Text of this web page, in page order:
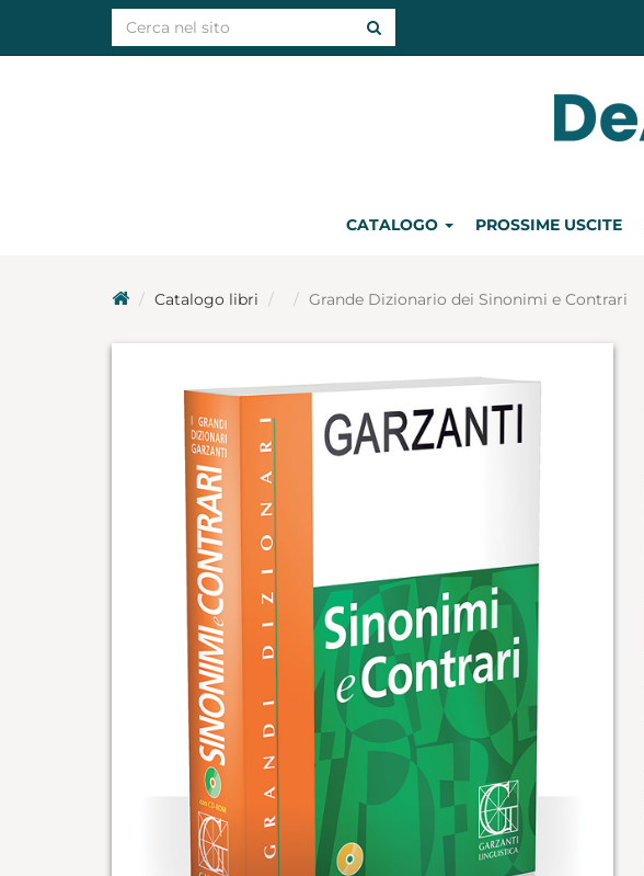
CATALOGO PROSSIME USCITE
Catalogo libri Grande Dizionario dei Sinonimi e Contrari